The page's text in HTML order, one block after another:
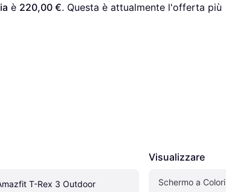
è 220,00 €. Questa è attualmente l'offerta più
T-Rex 3 Outdoor
Visualizzare
Schermo a Colori